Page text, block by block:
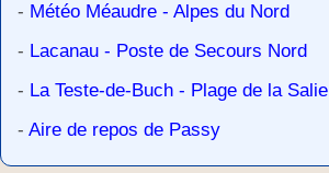
- Météo Méaudre - Alpes du Nord
- Lacanau - Poste de Secours Nord
- La Teste-de-Buch - Plage de la Salie
- Aire de repos de Passy